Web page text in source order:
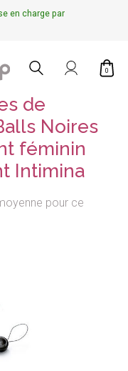
en charge par
0
de
Noires
féminin
Intimina
pour ce